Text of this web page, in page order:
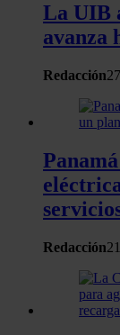
La UIB
avanza
Redacción
Redacción